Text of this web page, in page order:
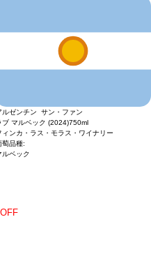
ルゼンチン サン・ファン
ブ マルベック (2024)750ml
ィンカ・ラス・モラス・ワイナリー
萄品種:
ルベック